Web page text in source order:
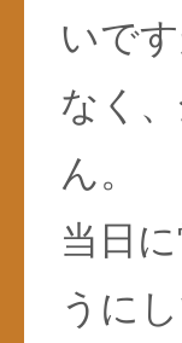
いで
なく
ん。
当日
うに